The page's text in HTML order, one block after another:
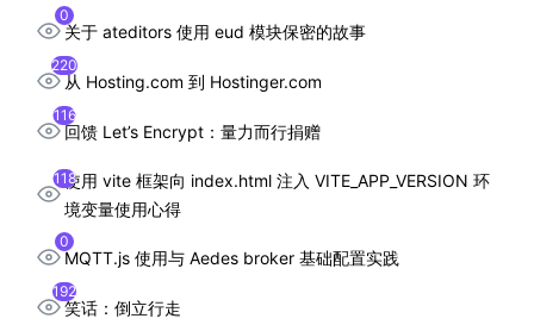
0
关于 ateditors 使用 eud 模块保密的故事
220
从 Hosting.com 到 Hostinger.com
116
回馈 Let’s Encrypt：量力而行捐赠
118使用 vite 框架向 index.html 注入 VITE_APP_VERSION 环
境变量使用心得
0
MQTT.js 使用与 Aedes broker 基础配置实践
192
笑话：倒立行走